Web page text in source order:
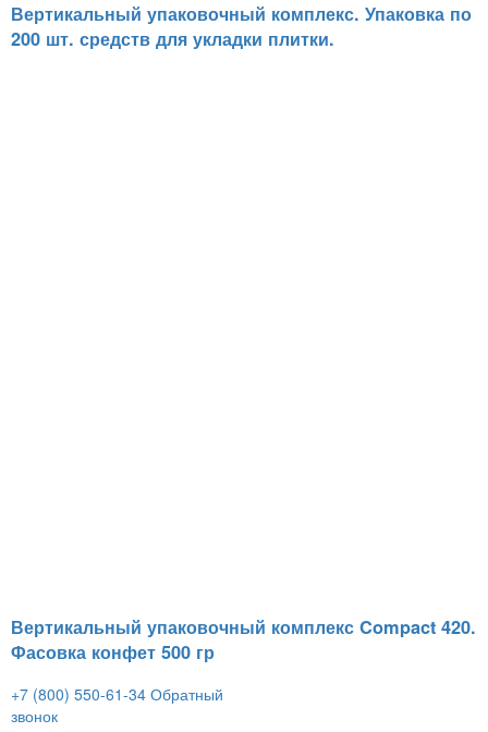
Вертикальный упаковочный комплекс. Упаковка по
200 шт. средств для укладки плитки.
Вертикальный упаковочный комплекс Compact 420.
Фасовка конфет 500 гр
+7 (800) 550-61-34 Обратный
звонок